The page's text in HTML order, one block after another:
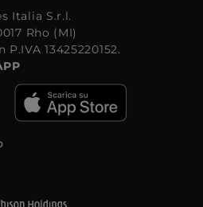
Italia S.r.l.
Rho (MI)
13425220152.